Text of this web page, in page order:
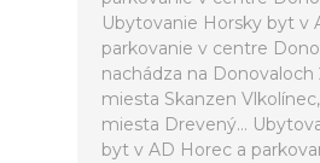
Ubytovanie Horsky byt v
parkovanie v centre
nachádza na Donovaloch
miesta Skanzen
miesta Drevený...
byt v AD Horec a